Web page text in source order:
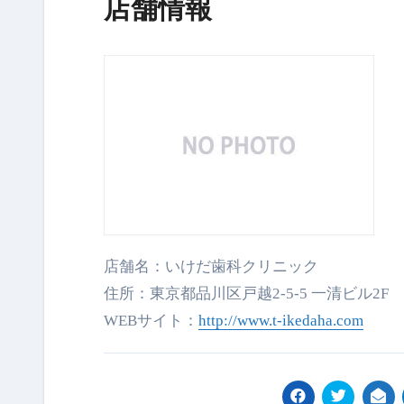
店舗情報
店舗名：いけだ歯科クリニック
住所：東京都品川区戸越2-5-5 一清ビル2F
WEBサイト：http://www.t-ikedaha.com